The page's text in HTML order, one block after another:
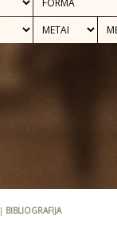
BIBLIOGRAFIJA